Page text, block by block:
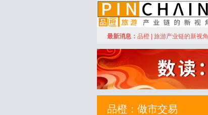
品橙旅游
最新消息： 品橙 | 旅游产业链的新视
品橙：做市交易